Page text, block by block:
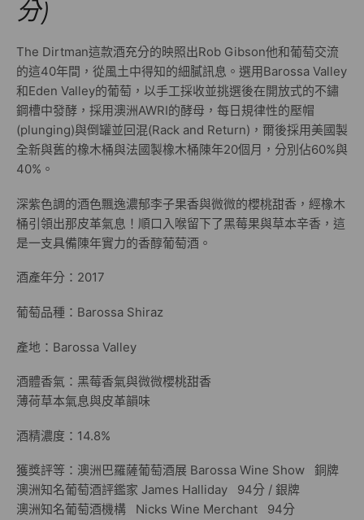
分)
The Dirtman這款酒充分的映照出Rob Gibson他和葡萄交流
的這40年間，從風土中得知的細膩訊息。選用Barossa Valley
和Eden Valley的葡萄，以手工採收並挑選後在開放式的不鏽
鋼槽中發酵，採用澳洲AWRI的酵母，每日規律性的壓帽
(plunging)與倒罐並回混(Rack and Return)，爾後採用美國製
全新與舊的橡木桶與法國製橡木桶陳年20個月，分別佔60%與
40%。
深紫色調的酒色飄逸濃郁李子果香與微微的櫻桃甜香，經橡木
桶引領出那皮革氣息！順口入喉留下了黑莓果與草本辛香，這
是一支具備陳年實力的香醇葡萄酒。
酒產年分：2017
葡萄品種：Barossa Shiraz
產地：Barossa Valley
酒體香氣：黑莓香氣與微微櫻桃甜香
薄荷草本氣息與皮革韻味
酒精濃度：14.8%
獲獎評等：澳洲巴羅薩葡萄酒展 Barossa Wine Show 銅牌
澳洲知名葡萄酒評鑑家 James Halliday 94分 / 銀牌
澳洲知名葡萄酒機構 Nicks Wine Merchant 94分